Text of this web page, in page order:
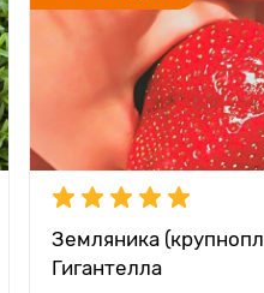
Земляника
Гигантелла